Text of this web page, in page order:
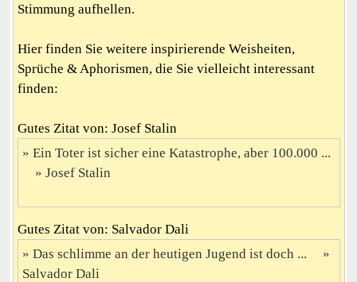
Stimmung aufhellen.
Hier finden Sie weitere inspirierende Weisheiten,
Sprüche & Aphorismen, die Sie vielleicht interessant
finden:
Gutes Zitat von: Josef Stalin
Ein Toter ist sicher eine Katastrophe, aber 100.000 ...
Josef Stalin
Gutes Zitat von: Salvador Dali
Das schlimme an der heutigen Jugend ist doch ...
Salvador Dali